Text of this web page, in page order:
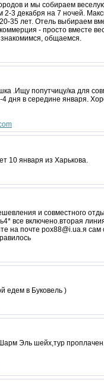
и мы собираем
3 декабря на 7 ночей.
35 лет. Отель выбираем
- просто вместе
общаемся.
.Ищу попутчицу/ка для
4 дня в середине января.
10 января из Харькова.
и совместного
все включено.вторая
на почте pox88@i.ua.я сам
едем в Буковель )
Эль шейх,тур